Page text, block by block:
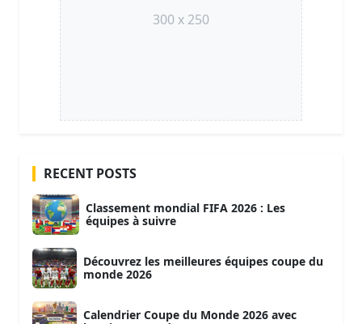
300 x 250
RECENT POSTS
Classement mondial FIFA 2026 : Les
équipes à suivre
Découvrez les meilleures équipes coupe du
monde 2026
Calendrier Coupe du Monde 2026 avec